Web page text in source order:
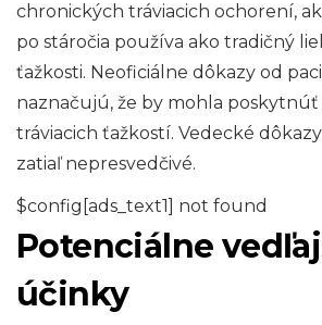
chronických tráviacich ochorení,
po stáročia používa ako tradičný
ťažkosti. Neoficiálne dôkazy od
naznačujú, že by mohla poskytnúť
tráviacich ťažkostí. Vedecké
zatiaľ nepresvedčivé.
$config[ads_text1] not found
Potenciálne
účinky